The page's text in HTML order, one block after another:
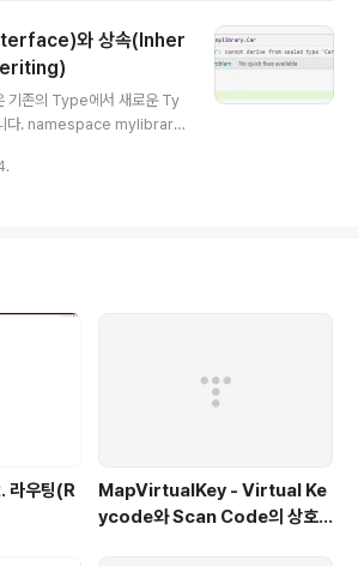
. using System; namesp
{ private static void
그리고 Nuget을 통해 Style
추가합니다. dotnet add pa
와 상속(Inher
기존의 Type에서 새로운 Ty
다. namespace mylibrary;
{ Speed += accele
런 Member도 포함하고 있
그대로 상속 받음으로써 다
있습니다..
우팅(R
MapVirtualKey - Virtual Ke
ycode와 Scan Code의 상호